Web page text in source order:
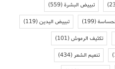
تبييض البشرة(559)
(199) تبييض اليدين(119)
تكثيف الرموش(101)
تنعيم الشعر(434)